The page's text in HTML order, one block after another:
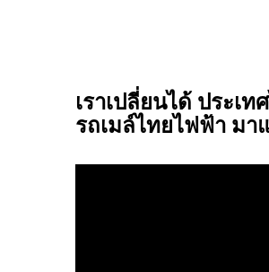
เรา​เปลี่ยน​ได้​ ประเท
รถเมล์​ไทย​ไฟฟ้า​ มา